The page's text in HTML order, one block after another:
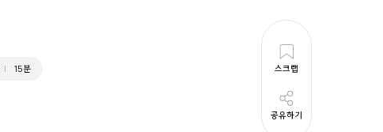
스크랩
공유하기
15분